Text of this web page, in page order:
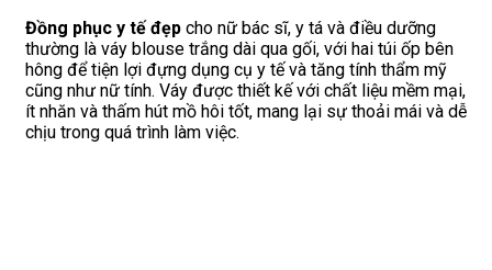
Đồng phục y tế đẹp cho nữ bác sĩ, y tá và điều dưỡng
thường là váy blouse trắng dài qua gối, với hai túi ốp bên
hông để tiện lợi đựng dụng cụ y tế và tăng tính thẩm mỹ
cũng như nữ tính. Váy được thiết kế với chất liệu mềm mại,
ít nhăn và thấm hút mồ hôi tốt, mang lại sự thoải mái và dễ
chịu trong quá trình làm việc.